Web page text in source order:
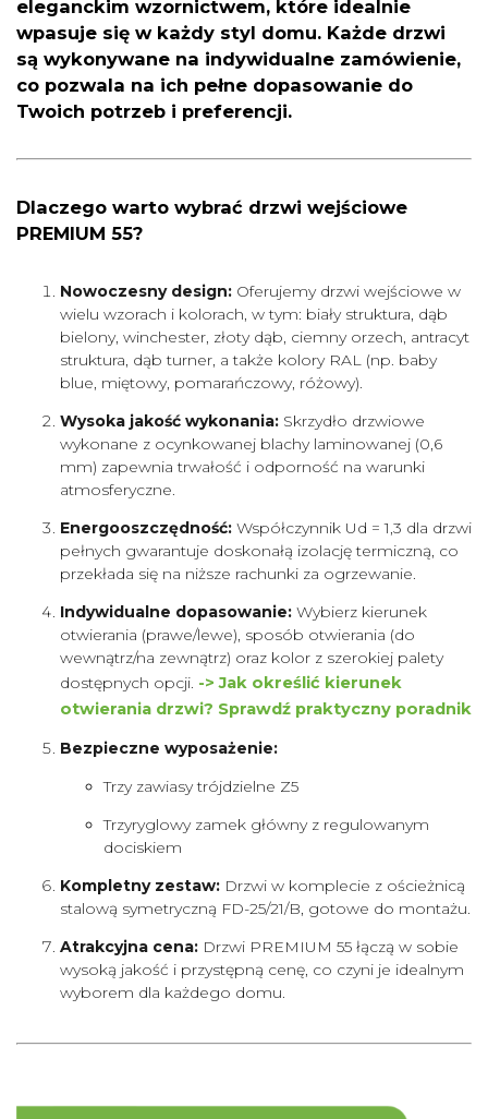
eleganckim wzornictwem, które idealnie
wpasuje się w każdy styl domu. Każde drzwi
są wykonywane na indywidualne zamówienie,
co pozwala na ich pełne dopasowanie do
Twoich potrzeb i preferencji.
Dlaczego warto wybrać drzwi wejściowe
PREMIUM 55?
Nowoczesny design: Oferujemy drzwi wejściowe w
wielu wzorach i kolorach, w tym: biały struktura, dąb
bielony, winchester, złoty dąb, ciemny orzech, antracyt
struktura, dąb turner, a także kolory RAL (np. baby
blue, miętowy, pomarańczowy, różowy).
Wysoka jakość wykonania: Skrzydło drzwiowe
wykonane z ocynkowanej blachy laminowanej (0,6
mm) zapewnia trwałość i odporność na warunki
atmosferyczne.
Energooszczędność: Współczynnik Ud = 1,3 dla drzwi
pełnych gwarantuje doskonałą izolację termiczną, co
przekłada się na niższe rachunki za ogrzewanie.
Indywidualne dopasowanie: Wybierz kierunek
otwierania (prawe/lewe), sposób otwierania (do
wewnątrz/na zewnątrz) oraz kolor z szerokiej palety
dostępnych opcji. -> Jak określić kierunek
otwierania drzwi? Sprawdź praktyczny poradnik
Bezpieczne wyposażenie:
Trzy zawiasy trójdzielne Z5
Trzyryglowy zamek główny z regulowanym
dociskiem
Kompletny zestaw: Drzwi w komplecie z ościeżnicą
stalową symetryczną FD-25/21/B, gotowe do montażu.
Atrakcyjna cena: Drzwi PREMIUM 55 łączą w sobie
wysoką jakość i przystępną cenę, co czyni je idealnym
wyborem dla każdego domu.